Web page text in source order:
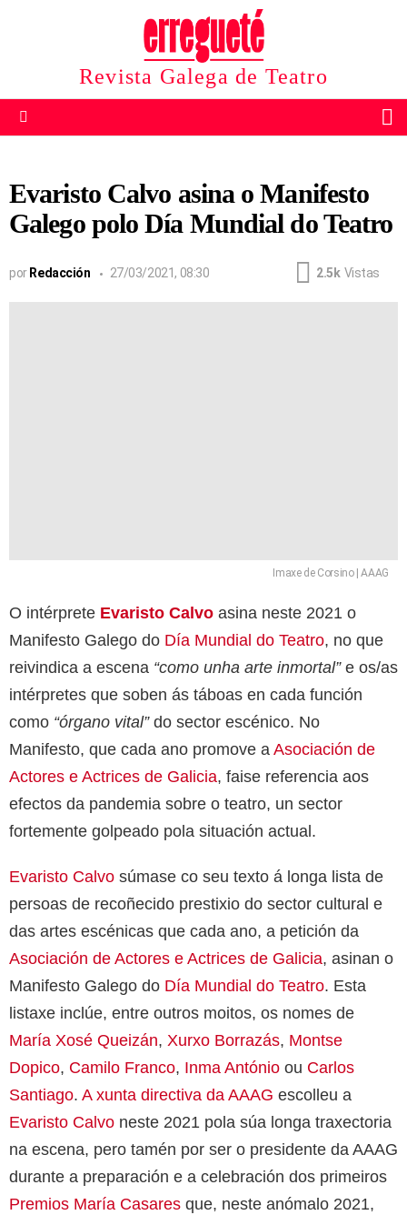
Revista Galega de Teatro
Evaristo Calvo asina o Manifesto
Galego polo Día Mundial do Teatro
por Redacción 27/03/2021, 08:30 2.5k Vistas
Imaxe de Corsino | AAAG
O intérprete Evaristo Calvo asina neste 2021 o
Manifesto Galego do Día Mundial do Teatro, no que
reivindica a escena “como unha arte inmortal”e os/as
intérpretes que soben ás táboas en cada función
como “órgano vital”do sector escénico. No
Manifesto, que cada ano promove a Asociación de
Actores e Actrices de Galicia, faise referencia aos
efectos da pandemia sobre o teatro, un sector
fortemente golpeado pola situación actual.
Evaristo Calvo súmase co seu texto á longa lista de
persoas de recoñecido prestixio do sector cultural e
das artes escénicas que cada ano, a petición da
Asociación de Actores e Actrices de Galicia, asinan o
Manifesto Galego do Día Mundial do Teatro. Esta
listaxe inclúe, entre outros moitos, os nomes de
María Xosé Queizán, Xurxo Borrazás, Montse
Dopico, Camilo Franco, Inma António ou Carlos
Santiago. A xunta directiva da AAAG escolleu a
Evaristo Calvo neste 2021 pola súa longa traxectoria
na escena, pero tamén por ser o presidente da AAAG
durante a preparación e a celebración dos primeiros
Premios María Casares que, neste anómalo 2021,